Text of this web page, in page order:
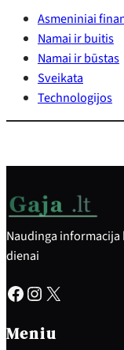
Asmeniniai
Namai ir buitis
Namai ir būstas
Sveikata
Technologijos
Naudinga
dienai
Facebook Instagram X
Meniu